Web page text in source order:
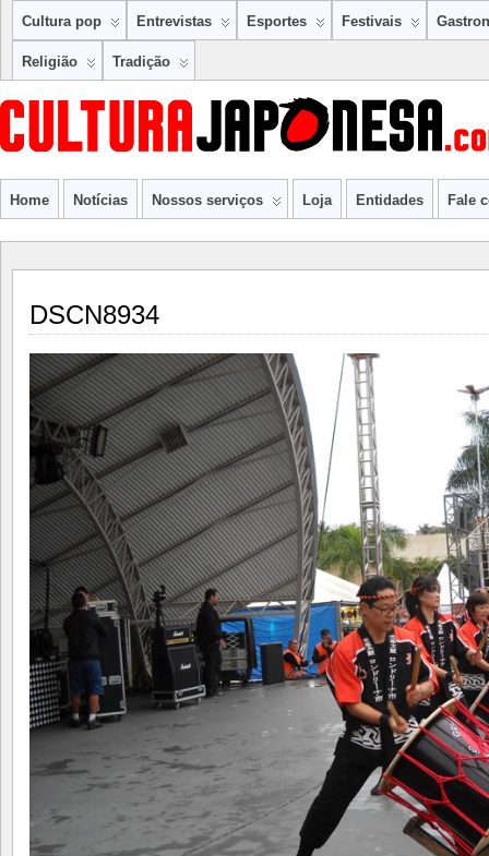
Cultura pop Entrevistas Esportes Festivais
Religião Tradição
Home Notícias Nossos serviços Loja Entidades Fale
DSCN8934